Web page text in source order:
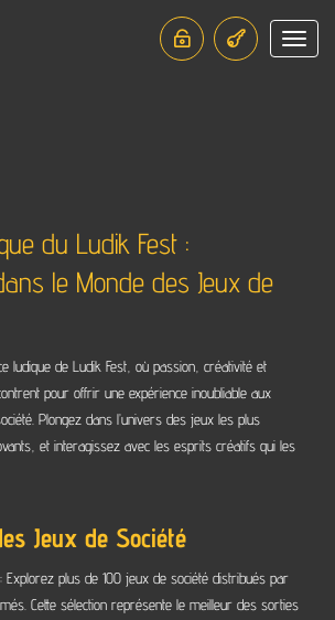
Toggle
du Ludik Fest :
le Monde des Jeux de
ludique de Ludik Fest, où passion, créativité et
pour offrir une expérience inoubliable aux
Plongez dans l’univers des jeux les plus
et interagissez avec les esprits créatifs qui les
Jeux de Société
Explorez plus de 100 jeux de société distribués par
Cette sélection représente le meilleur des sorties